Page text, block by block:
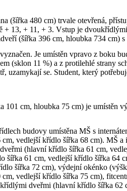
(šířka 480 cm) trvale otevřená,
+ 13, + 11, + 3. Vstup je
(šířka 396 cm, hloubka 734
Je umístěn vpravo z boku
(sklon 11 %) a z protilehlé strany
uzamykají se. Student, který
101 cm, hloubka 75 cm) je umístěn
budovy umístěna MŠ s
vedlejší křídlo šířka 68 cm). MŠ
(hlavní křídlo šířka 61 cm,
šířka 61 cm, vedlejší křídlo šířka 64
šířka 72 cm), výdejní okénko
vedlejší křídlo šířka 75 cm),
dveřmi (hlavní křídlo šířka 62